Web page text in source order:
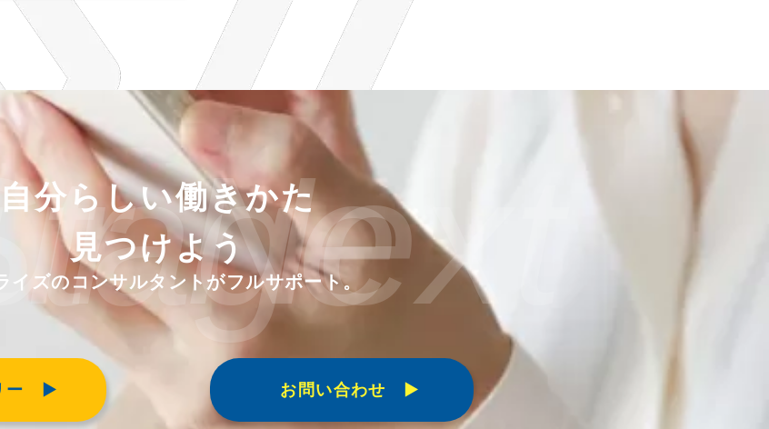
Next Stage
自分らしい働きかた
見つけよう
イズのコンサルタントがフルサポート。
ー ▶︎ お問い合わせ ▶︎